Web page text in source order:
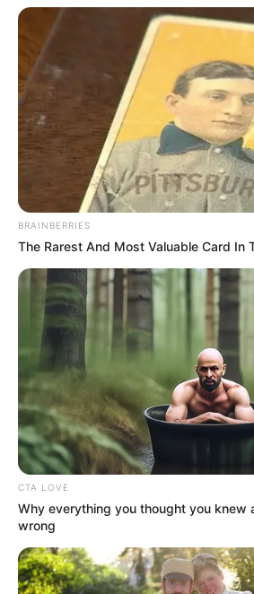
BRAINBERRIES
The Rarest And Most Valuable Card In
CTA LOVE
Why everything you thought you knew
wrong